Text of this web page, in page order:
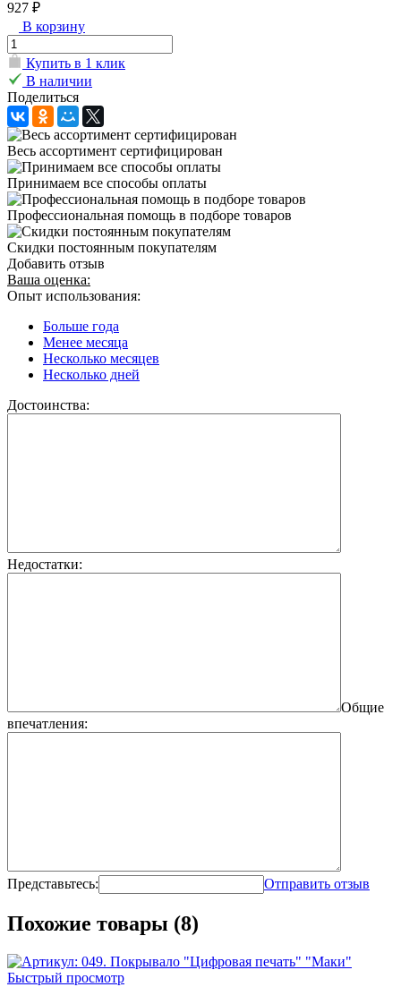
927 ₽
В корзину
Купить в 1 клик
В наличии
Поделиться
Весь ассортимент сертифицирован
Принимаем все способы оплаты
Профессиональная помощь в подборе товаров
Скидки постоянным покупателям
Добавить отзыв
Ваша оценка:
Опыт использования:
Больше года
Менее месяца
Несколько месяцев
Несколько дней
Достоинства:
Недостатки:
Общие
впечатления:
Представьтесь: Отправить отзыв
Похожие товары (8)
Быстрый просмотр